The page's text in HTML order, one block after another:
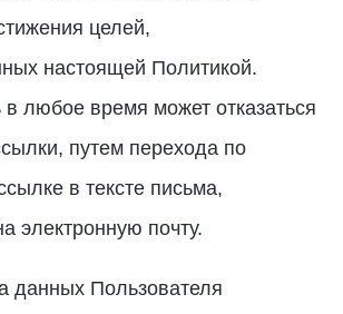
целей,
настоящей Политикой.
в любое время может отказаться
путем перехода по
в тексте письма,
электронную почту.
данных Пользователя